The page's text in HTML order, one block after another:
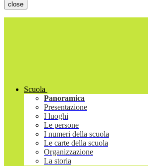
close
Scuola
Panoramica
Presentazione
I luoghi
Le persone
I numeri della scuola
Le carte della scuola
Organizzazione
La storia